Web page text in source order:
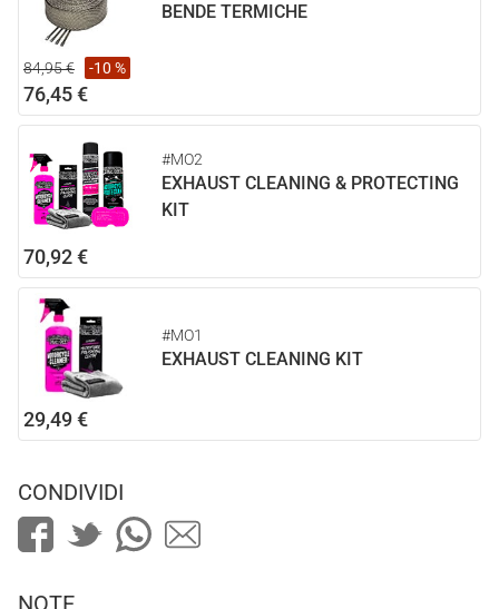
BENDE TERMICHE
84,95 € -10 %
76,45 €
#MO2
EXHAUST CLEANING & PROTECTING
KIT
70,92 €
#MO1
EXHAUST CLEANING KIT
29,49 €
CONDIVIDI
NOTE